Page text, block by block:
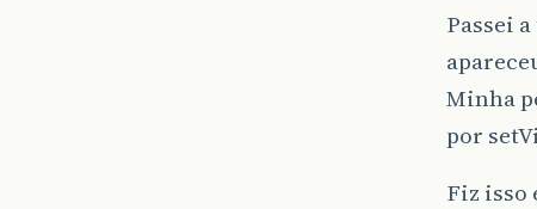
Passei
Minha
por
Fiz isso